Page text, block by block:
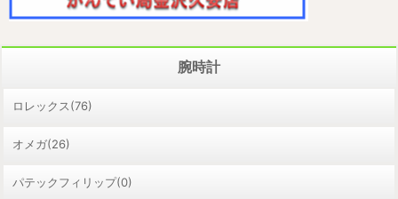
腕時計
ロレックス(76)
オメガ(26)
パテックフィリップ(0)